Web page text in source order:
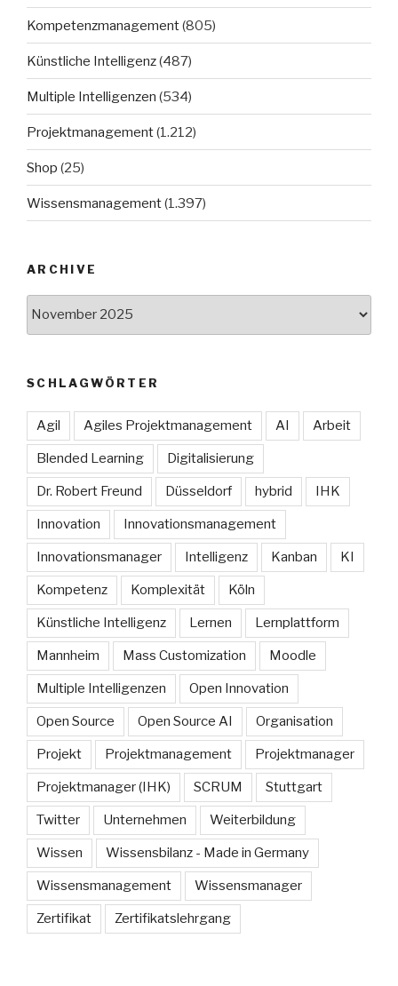
Kompetenzmanagement(805)
Künstliche Intelligenz(487)
Multiple Intelligenzen (534)
Projektmanagement(1.212)
Shop (25)
Wissensmanagement(1.397)
ARCHIVE
SCHLAGWÖRTER
Agil Agiles Projektmanagement AI Arbeit
Blended Learning Digitalisierung
Dr. Robert Freund Düsseldorf hybrid IHK
Innovation Innovationsmanagement
Innovationsmanager Intelligenz Kanban KI
Kompetenz Komplexität Köln
Künstliche Intelligenz Lernen Lernplattform
Mannheim Mass Customization Moodle
Multiple Intelligenzen Open Innovation
Open Source Open Source AI Organisation
Projekt Projektmanagement Projektmanager
Projektmanager (IHK) SCRUM Stuttgart
Twitter Unternehmen Weiterbildung
Wissen Wissensbilanz - Made in Germany
Wissensmanagement Wissensmanager
Zertifikat Zertifikatslehrgang